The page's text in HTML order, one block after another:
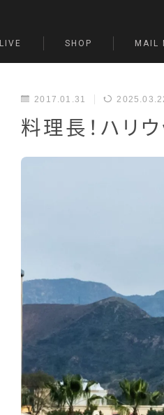
LIVE SHOP MAIL
2017.01.31
料理長！ハリウ